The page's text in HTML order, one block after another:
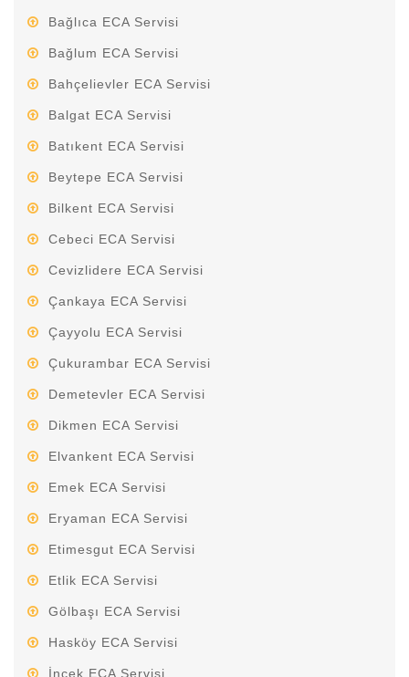
Bağlıca ECA Servisi
Bağlum ECA Servisi
Bahçelievler ECA Servisi
Balgat ECA Servisi
Batıkent ECA Servisi
Beytepe ECA Servisi
Bilkent ECA Servisi
Cebeci ECA Servisi
Cevizlidere ECA Servisi
Çankaya ECA Servisi
Çayyolu ECA Servisi
Çukurambar ECA Servisi
Demetevler ECA Servisi
Dikmen ECA Servisi
Elvankent ECA Servisi
Emek ECA Servisi
Eryaman ECA Servisi
Etimesgut ECA Servisi
Etlik ECA Servisi
Gölbaşı ECA Servisi
Hasköy ECA Servisi
İncek ECA Servisi